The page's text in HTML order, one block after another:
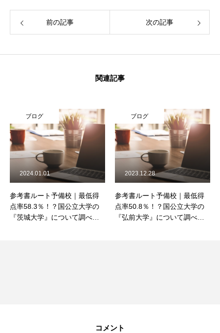
前の記事 次の記事
関連記事
ブログ
参考書ルート予備校｜最低得
点率58.3％！？国公立大学の
『茨城大学』について調べて
2024.01.01
ブログ
参考書ルート予備校｜最低得
点率50.8％！？国公立大学の
『弘前大学』について調べて
2023.12.28
コメント